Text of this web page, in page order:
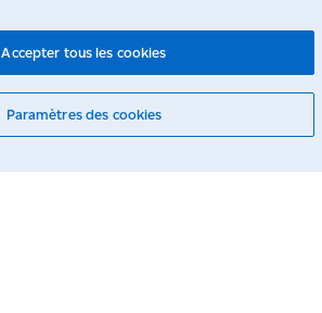
Paramètres des cookies
Accepter tous les cookies